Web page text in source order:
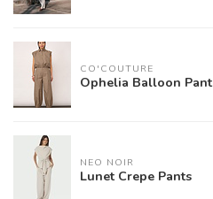
CO'COUTURE
Ophelia Balloon Pant
NEO NOIR
Lunet Crepe Pants